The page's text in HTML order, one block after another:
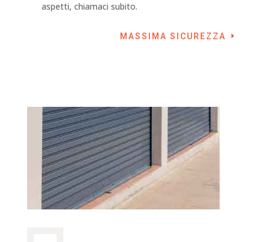
aspetti, chiamaci subito.
MASSIMA SICUREZZA